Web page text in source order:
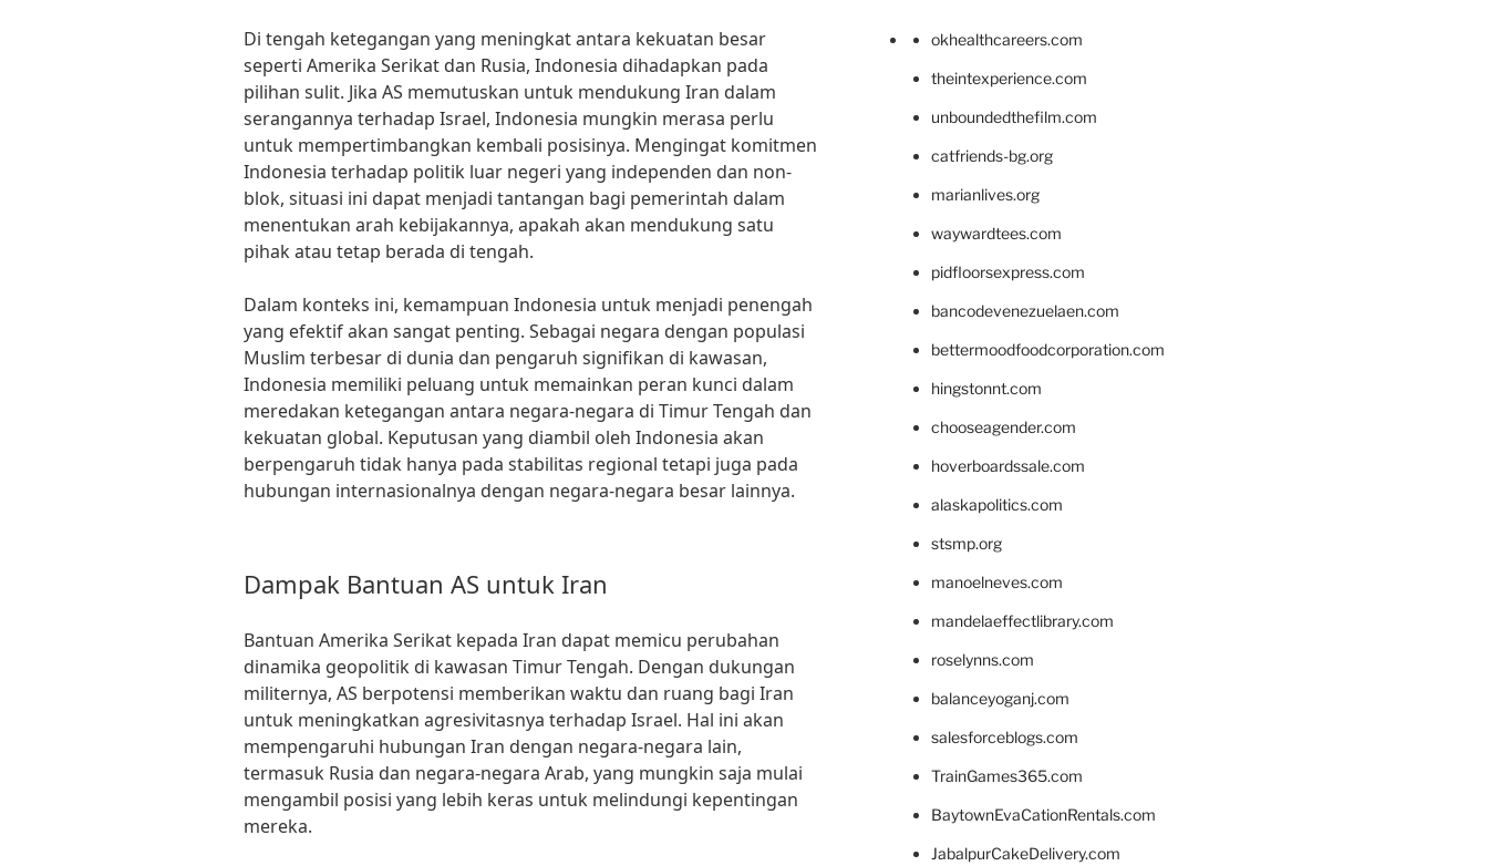
Di tengah ketegangan yang meningkat antara kekuatan besar
seperti Amerika Serikat dan Rusia, Indonesia dihadapkan pada
pilihan sulit. Jika AS memutuskan untuk mendukung Iran dalam
serangannya terhadap Israel, Indonesia mungkin merasa perlu
untuk mempertimbangkan kembali posisinya. Mengingat komitmen
Indonesia terhadap politik luar negeri yang independen dan non-
blok, situasi ini dapat menjadi tantangan bagi pemerintah dalam
menentukan arah kebijakannya, apakah akan mendukung satu
pihak atau tetap berada di tengah.
Dalam konteks ini, kemampuan Indonesia untuk menjadi penengah
yang efektif akan sangat penting. Sebagai negara dengan populasi
Muslim terbesar di dunia dan pengaruh signifikan di kawasan,
Indonesia memiliki peluang untuk memainkan peran kunci dalam
meredakan ketegangan antara negara-negara di Timur Tengah dan
kekuatan global. Keputusan yang diambil oleh Indonesia akan
berpengaruh tidak hanya pada stabilitas regional tetapi juga pada
hubungan internasionalnya dengan negara-negara besar lainnya.
Dampak Bantuan AS untuk Iran
Bantuan Amerika Serikat kepada Iran dapat memicu perubahan
dinamika geopolitik di kawasan Timur Tengah. Dengan dukungan
militernya, AS berpotensi memberikan waktu dan ruang bagi Iran
untuk meningkatkan agresivitasnya terhadap Israel. Hal ini akan
mempengaruhi hubungan Iran dengan negara-negara lain,
termasuk Rusia dan negara-negara Arab, yang mungkin saja mulai
mengambil posisi yang lebih keras untuk melindungi kepentingan
mereka.
okhealthcareers.com
theintexperience.com
unboundedthefilm.com
catfriends-bg.org
marianlives.org
waywardtees.com
pidfloorsexpress.com
bancodevenezuelaen.com
bettermoodfoodcorporation.com
hingstonnt.com
chooseagender.com
hoverboardssale.com
alaskapolitics.com
stsmp.org
manoelneves.com
mandelaeffectlibrary.com
roselynns.com
balanceyoganj.com
salesforceblogs.com
TrainGames365.com
BaytownEvaCationRentals.com
JabalpurCakeDelivery.com